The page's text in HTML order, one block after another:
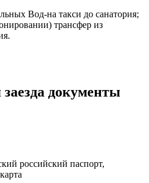
Вод-на такси до санатория;
трансфер из
документы
российский паспорт,